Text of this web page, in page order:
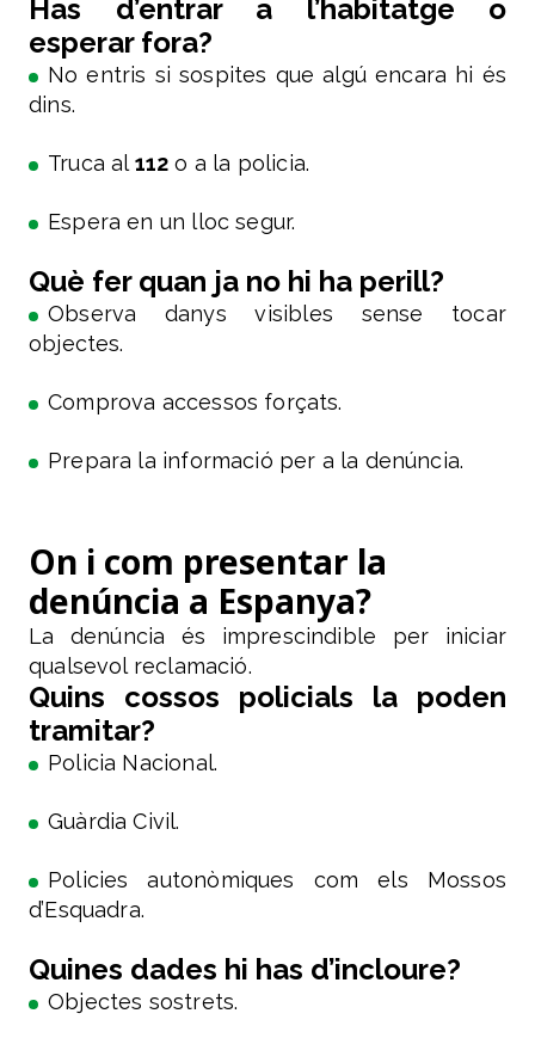
Has d’entrar a l’habitatge o
esperar fora?
No entris si sospites que algú encara hi és
dins.
Truca al 112 o a la policia.
Espera en un lloc segur.
Què fer quan ja no hi ha perill?
Observa danys visibles sense tocar
objectes.
Comprova accessos forçats.
Prepara la informació per a la denúncia.
On i com presentar la
denúncia a Espanya?
La denúncia és imprescindible per iniciar
qualsevol reclamació.
Quins cossos policials la poden
tramitar?
Policia Nacional.
Guàrdia Civil.
Policies autonòmiques com els Mossos
d’Esquadra.
Quines dades hi has d’incloure?
Objectes sostrets.